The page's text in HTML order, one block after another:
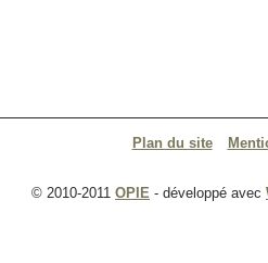
Plan du site
© 2010-2011 OPIE - développé avec